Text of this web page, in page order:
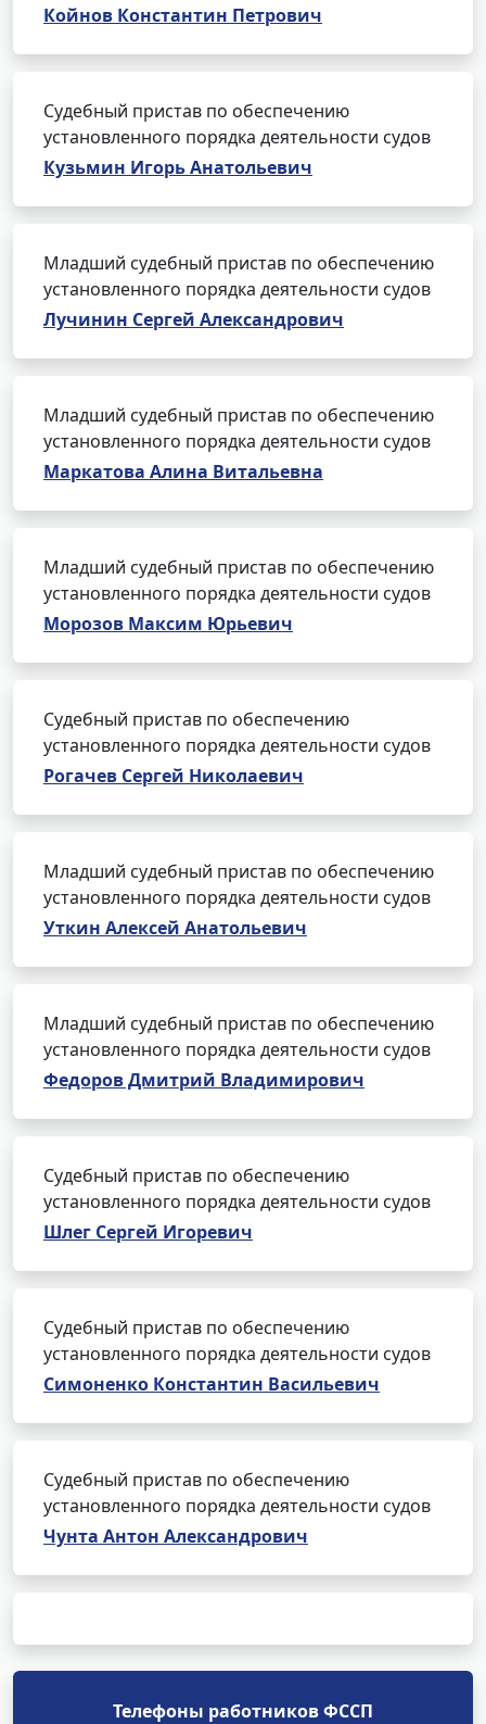
Койнов Константин Петрович
Судебный пристав по обеспечению
установленного порядка деятельности судов
Кузьмин Игорь Анатольевич
Младший судебный пристав по обеспечению
установленного порядка деятельности судов
Лучинин Сергей Александрович
Младший судебный пристав по обеспечению
установленного порядка деятельности судов
Маркатова Алина Витальевна
Младший судебный пристав по обеспечению
установленного порядка деятельности судов
Морозов Максим Юрьевич
Судебный пристав по обеспечению
установленного порядка деятельности судов
Рогачев Сергей Николаевич
Младший судебный пристав по обеспечению
установленного порядка деятельности судов
Уткин Алексей Анатольевич
Младший судебный пристав по обеспечению
установленного порядка деятельности судов
Федоров Дмитрий Владимирович
Судебный пристав по обеспечению
установленного порядка деятельности судов
Шлег Сергей Игоревич
Судебный пристав по обеспечению
установленного порядка деятельности судов
Симоненко Константин Васильевич
Судебный пристав по обеспечению
установленного порядка деятельности судов
Чунта Антон Александрович
Телефоны работников ФССП